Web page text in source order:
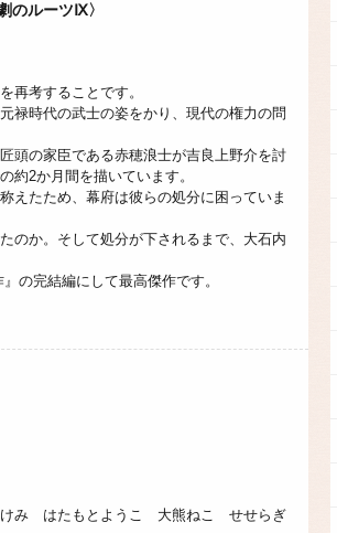
のルーツⅨ〉
再考することです。
禄時代の武士の姿をかり、現代の権力の問
頭の家臣である赤穂浪士が吉良上野介を討
約2か月間を描いています。
えたため、幕府は彼らの処分に困っていま
のか。そして処分が下されるまで、大石内
の完結編にして最高傑作です。
み はたもとようこ 大熊ねこ せせらぎ